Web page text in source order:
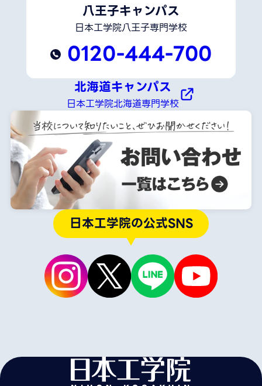
八王子キャンパス
日本工学院八王子専門学校
0120-444-700
北海道キャンパス
日本工学院北海道専門学校
日本工学院の公式SNS